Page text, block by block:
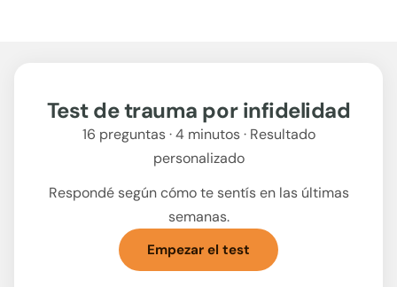
Test de trauma por infidelidad
16 preguntas · 4 minutos · Resultado
personalizado
Respondé según cómo te sentís en las últimas
semanas.
Empezar el test